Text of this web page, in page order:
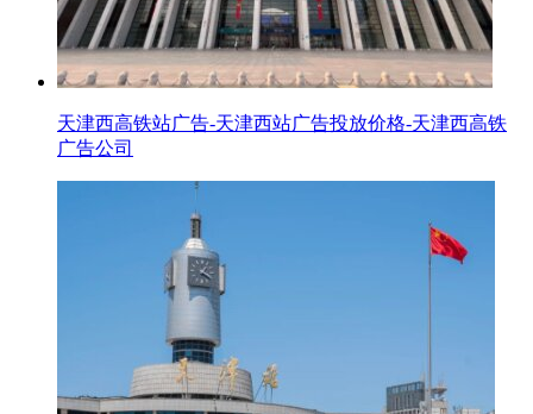
天津西高铁站广告-天津西站广告投放价格-天津西高铁
广告公司